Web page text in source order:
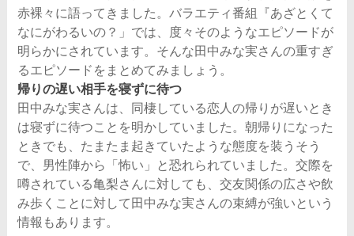
赤裸々に語ってきました。バラエティ番組『あざとくて
なにがわるいの？」では、度々そのようなエピソードが
明らかにされています。そんな田中みな実さんの重すぎ
るエピソードをまとめてみましょう。
帰りの遅い相手を寝ずに待つ
田中みな実さんは、同棲している恋人の帰りが遅いとき
は寝ずに待つことを明かしていました。朝帰りになった
ときでも、たまたま起きていたような態度を装うそう
で、男性陣から「怖い」と恐れられていました。交際を
噂されている亀梨さんに対しても、交友関係の広さや飲
み歩くことに対して田中みな実さんの束縛が強いという
情報もあります。